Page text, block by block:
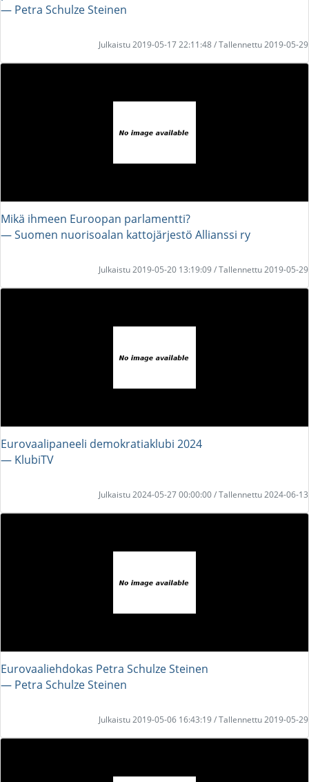
― Petra Schulze Steinen
Julkaistu 2019-05-17 22:11:48 / Tallennettu 2019-05-29
Mikä ihmeen Euroopan parlamentti?
― Suomen nuorisoalan kattojärjestö Allianssi ry
Julkaistu 2019-05-20 13:19:09 / Tallennettu 2019-05-29
Eurovaalipaneeli demokratiaklubi 2024
― KlubiTV
Julkaistu 2024-05-27 00:00:00 / Tallennettu 2024-06-13
Eurovaaliehdokas Petra Schulze Steinen
― Petra Schulze Steinen
Julkaistu 2019-05-06 16:43:19 / Tallennettu 2019-05-29